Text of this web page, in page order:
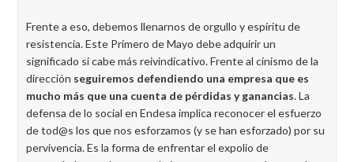
Frente a eso, debemos llenarnos de orgullo y espíritu de
resistencia. Este Primero de Mayo debe adquirir un
significado si cabe más reivindicativo. Frente al cinismo de la
dirección seguiremos defendiendo una empresa que es
mucho más que una cuenta de pérdidas y ganancias. La
defensa de lo social en Endesa implica reconocer el esfuerzo
de tod@s los que nos esforzamos (y se han esforzado) por su
pervivencia. Es la forma de enfrentar el expolio de